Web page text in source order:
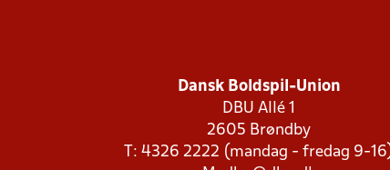
Dansk Boldspil-Union
DBU Allé 1
2605 Brøndby
T: 4326 2222 (mandag - fredag 9-